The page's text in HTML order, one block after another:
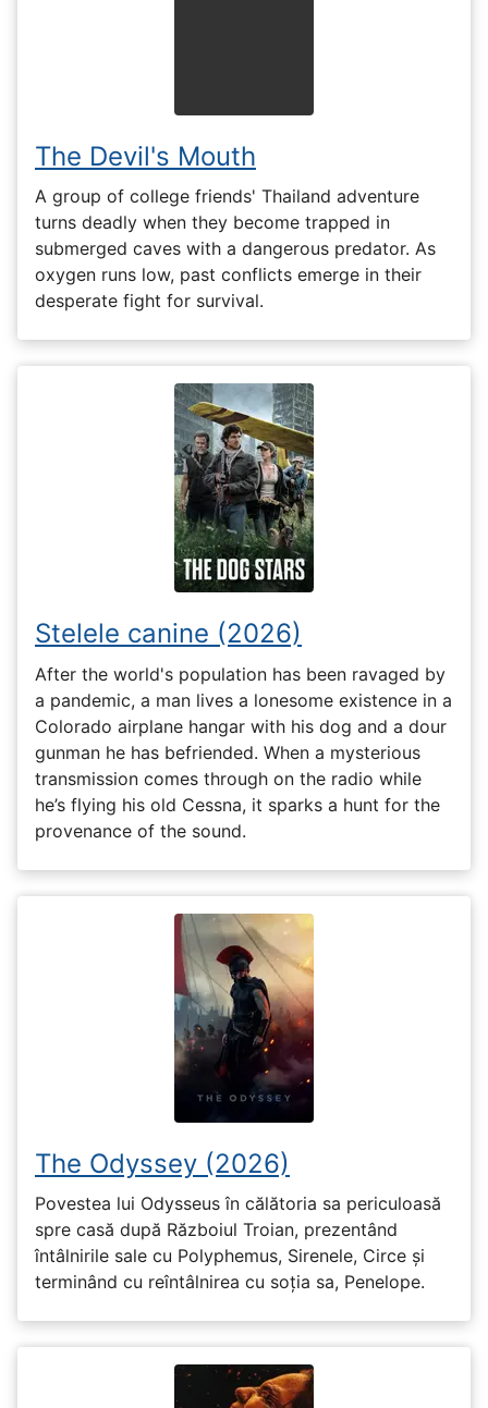
The Devil's Mouth
A group of college friends' Thailand adventure
turns deadly when they become trapped in
submerged caves with a dangerous predator. As
oxygen runs low, past conflicts emerge in their
desperate fight for survival.
Stelele canine (2026)
After the world's population has been ravaged by
a pandemic, a man lives a lonesome existence in a
Colorado airplane hangar with his dog and a dour
gunman he has befriended. When a mysterious
transmission comes through on the radio while
he’s flying his old Cessna, it sparks a hunt for the
provenance of the sound.
The Odyssey (2026)
Povestea lui Odysseus în călătoria sa periculoasă
spre casă după Războiul Troian, prezentând
întâlnirile sale cu Polyphemus, Sirenele, Circe și
terminând cu reîntâlnirea cu soția sa, Penelope.